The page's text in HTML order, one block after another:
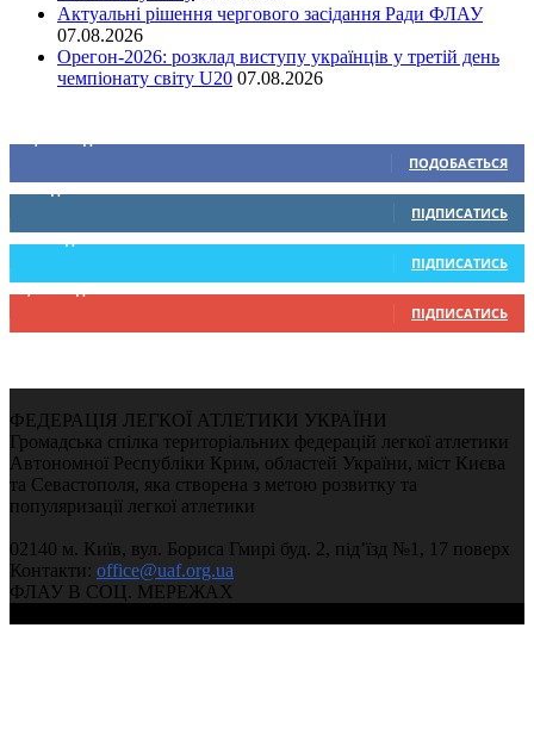
Актуальні рішення чергового засідання Ради ФЛАУ
07.08.2026
Орегон-2026: розклад виступу українців у третій день
чемпіонату світу U20 07.08.2026
ПОДОБАЄТЬСЯ
0 Підписників
ПІДПИСАТИСЬ
234 Підписників
ПІДПИСАТИСЬ
9,370 Підписників
ПІДПИСАТИСЬ
ФЕДЕРАЦІЯ ЛЕГКОЇ АТЛЕТИКИ УКРАЇНИ
Громадська спілка територіальних федерацій легкої атлетики
Автономної Республіки Крим, областей України, міст Києва
та Севастополя, яка створена з метою розвитку та
популяризації легкої атлетики
02140 м. Київ, вул. Бориса Гмирі буд. 2, під’їзд №1, 17 поверх
Контакти: office@uaf.org.ua
ФЛАУ В СОЦ. МЕРЕЖАХ